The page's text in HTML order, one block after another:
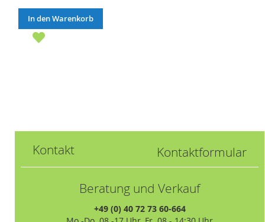
In den Warenkorb
Kontakt Kontaktformular
Beratung und Verkauf
+49 (0) 40 72 73 60-664